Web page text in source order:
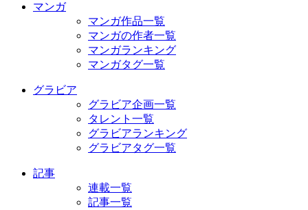
マンガ
マンガ作品一覧
マンガの作者一覧
マンガランキング
マンガタグ一覧
グラビア
グラビア企画一覧
タレント一覧
グラビアランキング
グラビアタグ一覧
記事
連載一覧
記事一覧